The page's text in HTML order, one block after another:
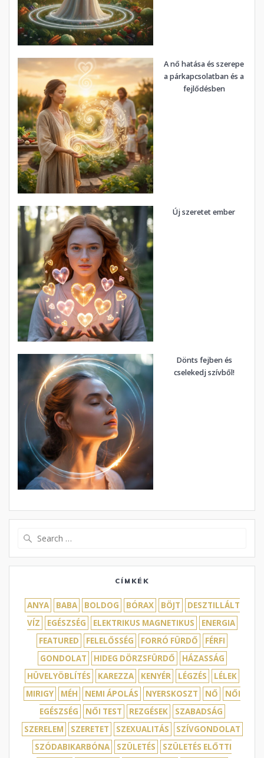
A nő hatása és szerepe
a párkapcsolatban és a
fejlődésben
Új szeretet ember
Dönts fejben és
cselekedj szívből!
CÍMKÉK
ANYA BABA BOLDOG BÓRAX BÖJT
DESZTILLÁLT
VÍZ
EGÉSZSÉG ELEKTRIKUS MAGNETIKUS
ENERGIA
FEATURED
FELELŐSSÉG FORRÓ FÜRDŐ
FÉRFI
GONDOLAT
HIDEG DÖRZSFÜRDŐ
HÁZASSÁG
HÜVELYÖBLÍTÉS
KAREZZA KENYÉR LÉGZÉS
LÉLEK
MIRIGY
MÉH NEMI ÁPOLÁS NYERSKOSZT NŐ
NŐI
EGÉSZSÉG
NŐI TEST REZGÉSEK
SZABADSÁG
SZERELEM
SZERETET SZEXUALITÁS
SZÍVGONDOLAT
SZÓDABIKARBÓNA
SZÜLETÉS
SZÜLETÉS ELŐTTI